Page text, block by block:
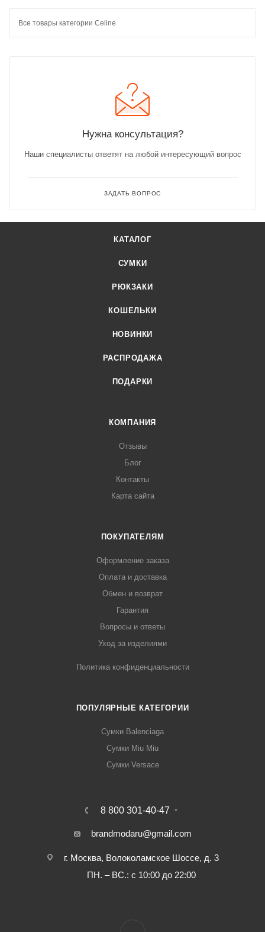
Все товары категории Celine
Нужна консультация?
Наши специалисты ответят на любой интересующий вопрос
ЗАДАТЬ ВОПРОС
КАТАЛОГ
СУМКИ
РЮКЗАКИ
КОШЕЛЬКИ
НОВИНКИ
РАСПРОДАЖА
ПОДАРКИ
КОМПАНИЯ
Отзывы
Блог
Контакты
Карта сайта
ПОКУПАТЕЛЯМ
Оформление заказа
Оплата и доставка
Обмен и возврат
Гарантия
Вопросы и ответы
Уход за изделиями
Политика конфиденциальности
ПОПУЛЯРНЫЕ КАТЕГОРИИ
Сумки Balenciaga
Сумки Miu Miu
Сумки Versace
8 800 301-40-47
brandmodaru@gmail.com
г. Москва, Волоколамское Шоссе, д. 3
ПН. – ВС.: с 10:00 до 22:00